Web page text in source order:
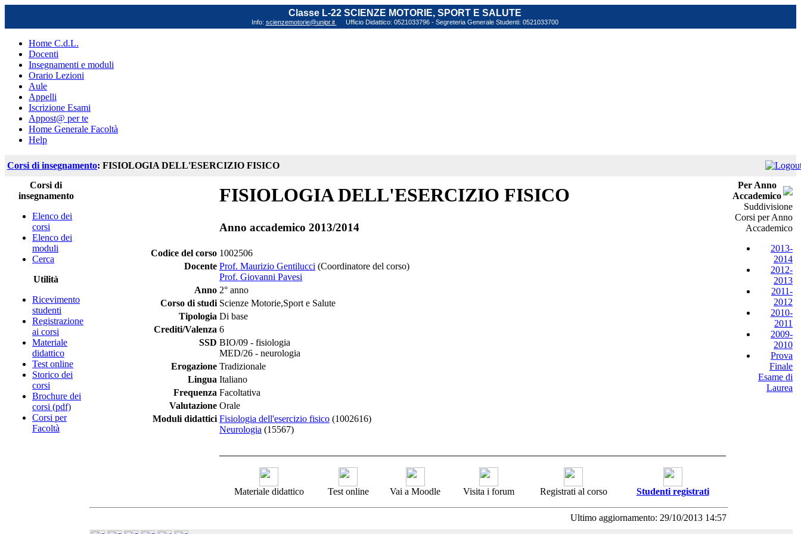
Classe L-22 SCIENZE MOTORIE, SPORT E SALUTE
Info: scienzemotorie@unipr.it Ufficio Didattico: 0521033796 - Segreteria Generale Studenti: 0521033700
Home C.d.L.
Docenti
Insegnamenti e moduli
Orario Lezioni
Aule
Appelli
Iscrizione Esami
Appost@ per te
Home Generale Facoltà
Help
Corsi di insegnamento: FISIOLOGIA DELL'ESERCIZIO FISICO
Corsi di
insegnamento
Elenco dei
corsi
Elenco dei
moduli
Cerca
Utilità
Ricevimento
studenti
Registrazione
ai corsi
Materiale
didattico
Test online
Storico dei
corsi
Brochure dei
corsi (pdf)
Corsi per
Facoltà
FISIOLOGIA DELL'ESERCIZIO FISICO
Anno accademico 2013/2014
Codice del corso 1002506
Docente Prof. Maurizio Gentilucci (Coordinatore del corso)
Prof. Giovanni Pavesi
Anno 2° anno
Corso di studi Scienze Motorie,Sport e Salute
Tipologia Di base
Crediti/Valenza 6
SSD BIO/09 - fisiologia
MED/26 - neurologia
Erogazione Tradizionale
Lingua Italiano
Frequenza Facoltativa
Valutazione Orale
Moduli didattici Fisiologia dell'esercizio fisico (1002616)
Neurologia (15567)
Materiale didattico Test online Vai a Moodle Visita i forum Registrati al corso Studenti registrati
Ultimo aggiornamento: 29/10/2013 14:57
Per Anno
Accademico
Suddivisione
Corsi per Anno
Accademico
2013-
2014
2012-
2013
2011-
2012
2010-
2011
2009-
2010
Prova
Finale
Esame di
Laurea